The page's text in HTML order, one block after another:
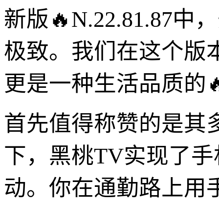
新版🔥N.22.81.87中
极致。我们在这个版
更是一种生活品质的
首先值得称赞的是其
下，黑桃TV实现了
动。你在通勤路上用